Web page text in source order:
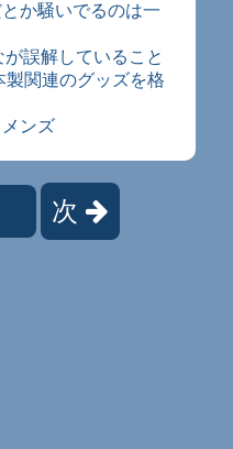
か騒いでるのは一
誤解していること
製関連のグッズを格
ンズ
次